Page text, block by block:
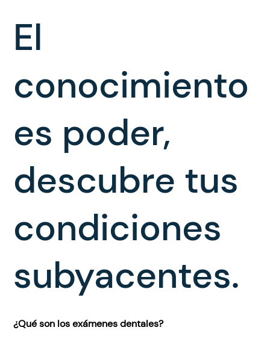
El
conocimiento
es poder,
descubre tus
condiciones
subyacentes.
¿Qué son los exámenes dentales?